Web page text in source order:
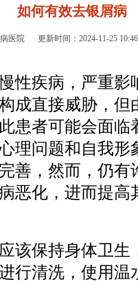
如何有效去银屑病
医院 更新时间：2024-11-25
性疾病，严重影
成直接威胁，但
患者可能会面临
理问题和自我形
善，然而，仍有
恶化，进而提高
该保持身体卫生
行清洗，使用温